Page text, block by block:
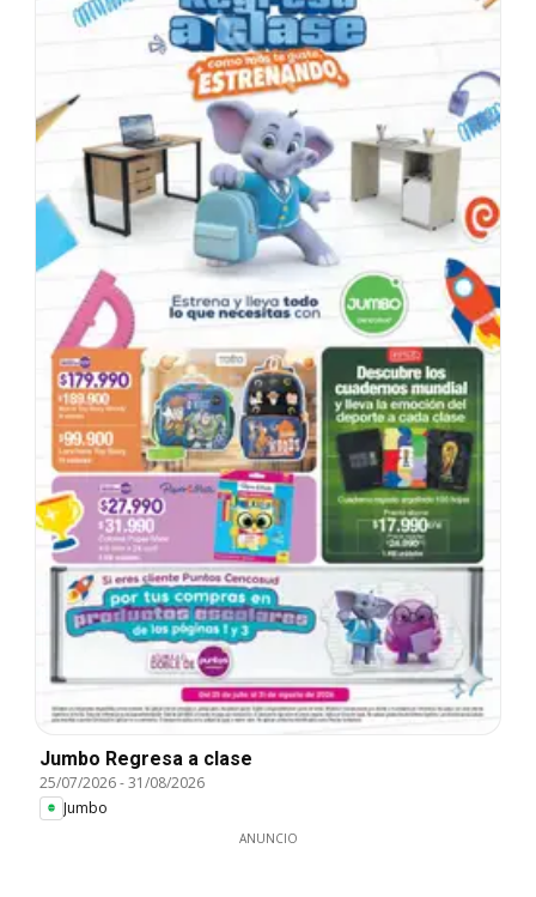
Jumbo Regresa a clase
25/07/2026-31/08/2026
Jumbo
ANUNCIO